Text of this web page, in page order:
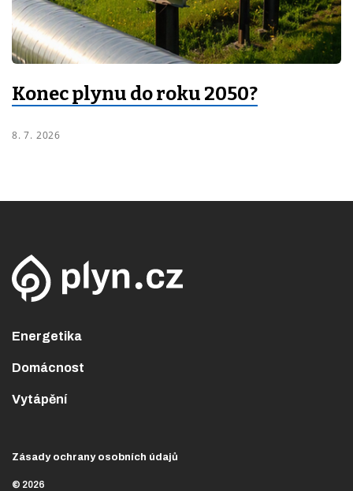
Konec plynu do roku 2050?
8. 7. 2026
Energetika
Domácnost
Vytápění
Zásady ochrany osobních údajů
© 2026